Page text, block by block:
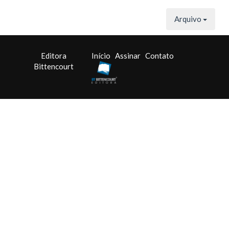
Arquivo
Editora
Bittencourt
Início Assinar Contato